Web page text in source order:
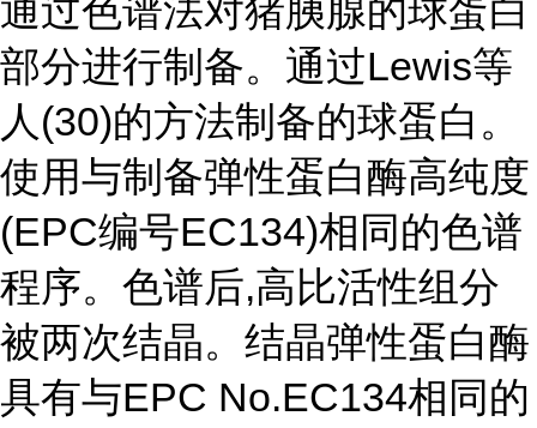
通过色谱法对猪胰腺的球蛋白
部分进行制备。通过Lewis等
人(30)的方法制备的球蛋白。
使用与制备弹性蛋白酶高纯度
(EPC编号EC134)相同的色谱
程序。色谱后,高比活性组分
被两次结晶。结晶弹性蛋白酶
具有与EPC No.EC134相同的